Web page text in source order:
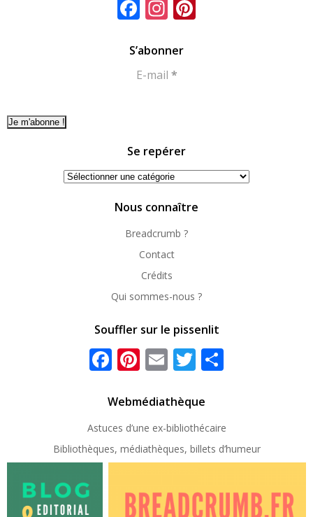
S’abonner
E-mail *
Se repérer
Se
Nous connaître
Breadcrumb ?
Contact
Crédits
Qui sommes-nous ?
Souffler sur le pissenlit
Facebook
Pinterest
EmailTwitter
Webmédiathèque
Astuces d’une ex-bibliothécaire
Bibliothèques, médiathèques, billets d’humeur